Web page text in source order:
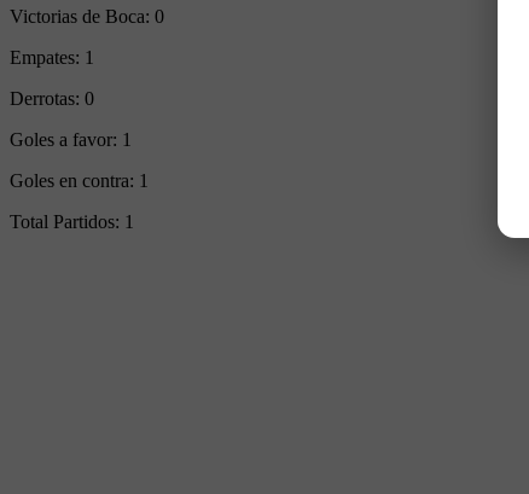
Victorias de Boca: 0
Empates: 1
Derrotas: 0
Goles a favor: 1
Goles en contra: 1
Total Partidos: 1